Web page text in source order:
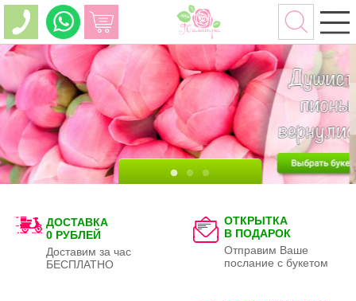
ДОСТАВКА
0 РУБЛЕЙ
Доставим за час
БЕСПЛАТНО
ОТКРЫТКА
В ПОДАРОК
Отправим Ваше
послание с букетом